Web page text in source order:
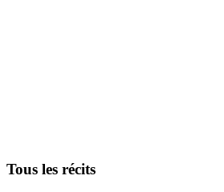
Tous les récits